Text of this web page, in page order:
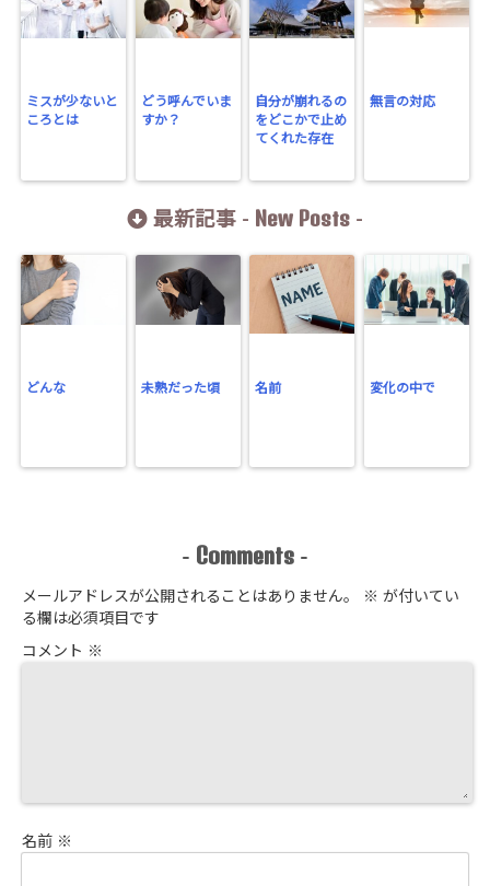
ミスが少ないと
ころとは
どう呼んでいま
すか？
自分が崩れるの
をどこかで止め
てくれた存在
無言の対応
最新記事 - New Posts -
どんな 未熟だった頃 名前 変化の中で
- Comments -
メールアドレスが公開されることはありません。 ※ が付いてい
る欄は必須項目です
コメント ※
名前 ※